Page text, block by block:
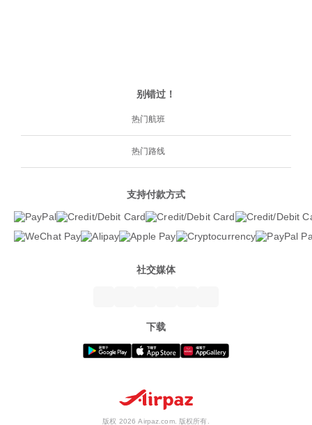
别错过！
热门航班
热门路线
支持付款方式
社交媒体
下载
版权 2026 Airpaz.com. 版权所有.